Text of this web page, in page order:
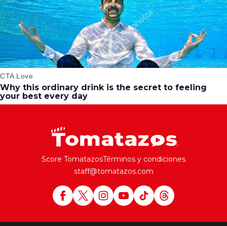
Score TomatazosTérminos y condiciones
staff@tomatazos.com